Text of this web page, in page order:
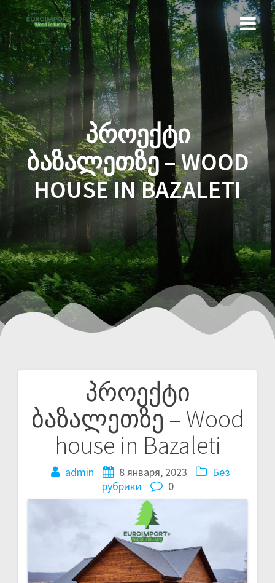
ᲞᲠᲝᲔᲥᲢᲘ
ᲑᲐᲖᲐᲚᲔᲗᲖᲔ – WOOD
HOUSE IN BAZALETI
პროექტი
ბაზალეთზე – Wood
house in Bazaleti
admin 8 января, 2023
Без
рубрики
0